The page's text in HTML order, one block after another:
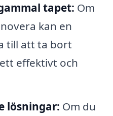
tapet: Om
kan en
till att ta bort
effektivt och
lösningar: Om du